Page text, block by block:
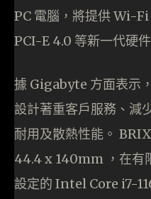
PC 電腦，將提供 Wi-
PCI-E 4.0 等新一代硬件
據 Gigabyte 方面表示
設計著重客戶服務、減
耐用及散熱性能。
44.4 x 140mm ，在有
設定的 Intel Core i7-